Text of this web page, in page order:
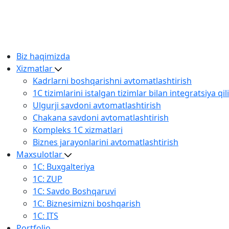
Biz haqimizda
Xizmatlar
Kadrlarni boshqarishni avtomatlashtirish
1С tizimlarini istalgan tizimlar bilan integratsiya
Ulgurji savdoni avtomatlashtirish
Chakana savdoni avtomatlashtirish
Kompleks 1C xizmatlari
Biznes jarayonlarini avtomatlashtirish
Maxsulotlar
1С: Buxgalteriya
1С: ZUP
1С: Savdo Boshqaruvi
1С: Biznesimizni boshqarish
1С: ITS